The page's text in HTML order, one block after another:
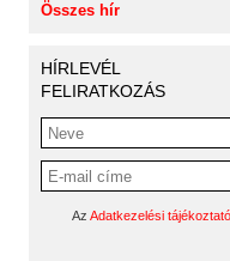
Összes hír
HÍRLEVÉL
FELIRATKOZÁS
Az Adatkezelési